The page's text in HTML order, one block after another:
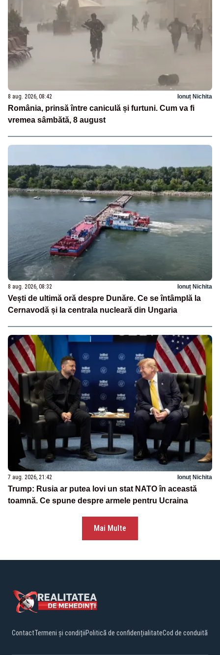
8 aug. 2026, 08:42 Ionuț Nichita
România, prinsă între caniculă și furtuni. Cum va fi
vremea sâmbătă, 8 august
8 aug. 2026, 08:32 Ionuț Nichita
Vești de ultimă oră despre Dunăre. Ce se întâmplă la
Cernavodă și la centrala nucleară din Ungaria
7 aug. 2026, 21:42 Ionuț Nichita
Trump: Rusia ar putea lovi un stat NATO în această
toamnă. Ce spune despre armele pentru Ucraina
Mai Multe
ContactTermeni și condițiiPolitică de confidențialitateCod de conduită